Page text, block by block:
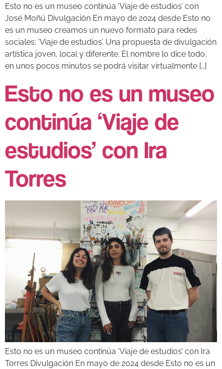
Esto no es un museo continúa ‘Viaje de estudios’ con
José Moñú Divulgación En mayo de 2024 desde Esto no
es un museo creamos un nuevo formato para redes
sociales: ‘Viaje de estudios’. Una propuesta de divulgación
artística joven, local y diferente. El nombre lo dice todo,
en unos pocos minutos se podrá visitar virtualmente […]
Esto no es un museo
continúa ‘Viaje de
estudios’ con Ira
Torres
Esto no es un museo continúa ‘Viaje de estudios’ con Ira
Torres Divulgación En mayo de 2024 desde Esto no es un